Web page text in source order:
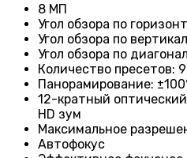
8 МП
Угол обзора по
Угол обзора по
Угол обзора по
Количество пресетов: 9
Панорамирование:
12-кратный
HD зум
Максимальное
Автофокус